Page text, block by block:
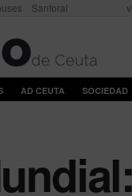
Santoral
AD CEUTA SOCIEDAD